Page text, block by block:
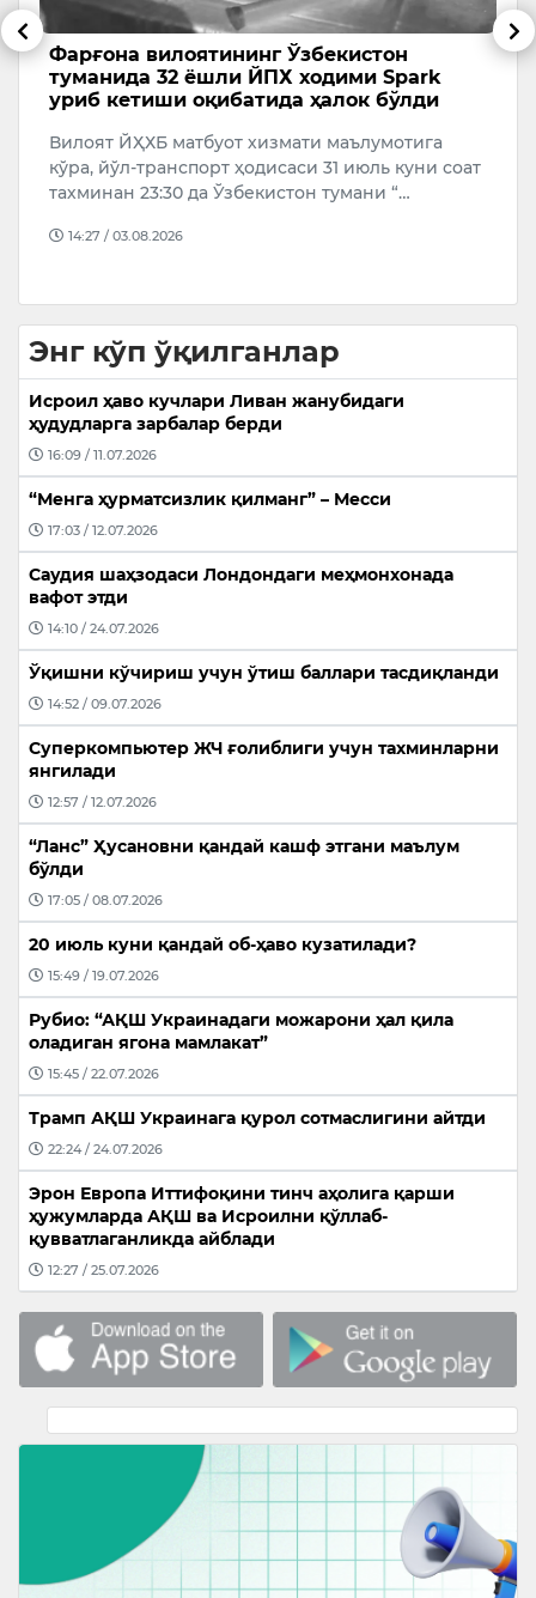
SpaceX ракетаси бўлаги бугун Ойга
урилиши кутилмоқда
компаниясининг Ой миссиясини учирган
SpaceX Falcon 9 ракетасининг иккинчи босқичи
бу…
09:17 / 05.08.2026
5
Энг кўп ўқилганлар
Исроил ҳаво кучлари Ливан жанубидаги
ҳудудларга зарбалар берди
16:09 / 11.07.2026
“Менга ҳурматсизлик қилманг” – Месси
17:03 / 12.07.2026
Саудия шаҳзодаси Лондондаги меҳмонхонада
вафот этди
14:10 / 24.07.2026
Ўқишни кўчириш учун ўтиш баллари тасдиқланди
14:52 / 09.07.2026
Суперкомпьютер ЖЧ ғолиблиги учун тахминларни
янгилади
12:57 / 12.07.2026
“Ланс” Ҳусановни қандай кашф этгани маълум
бўлди
17:05 / 08.07.2026
20 июль куни қандай об-ҳаво кузатилади?
15:49 / 19.07.2026
Рубио: “АҚШ Украинадаги можарони ҳал қила
оладиган ягона мамлакат”
15:45 / 22.07.2026
Трамп АҚШ Украинага қурол сотмаслигини айтди
22:24 / 24.07.2026
Эрон Европа Иттифоқини тинч аҳолига қарши
ҳужумларда АҚШ ва Исроилни қўллаб-
қувватлаганликда айблади
12:27 / 25.07.2026